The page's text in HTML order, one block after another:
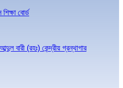
বোর্ড
বারী (রহঃ) কেন্দ্রীয় গ্রন্থাগার